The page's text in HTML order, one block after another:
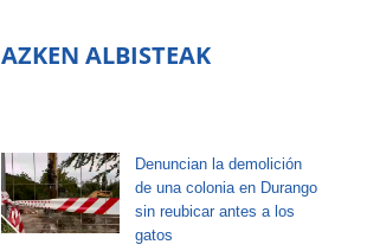
AZKEN ALBISTEAK
Denuncian la demolición
de una colonia en Durango
sin reubicar antes a los
gatos